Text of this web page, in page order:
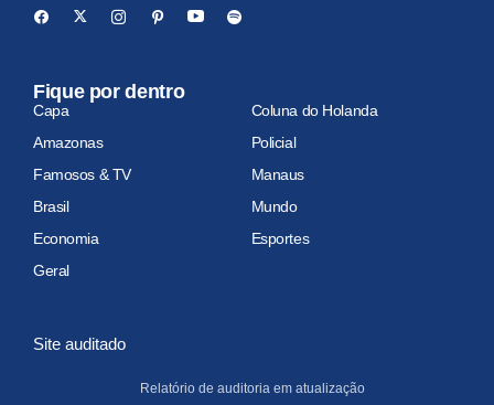
Fique por dentro
Capa
Coluna do Holanda
Amazonas
Policial
Famosos & TV
Manaus
Brasil
Mundo
Economia
Esportes
Geral
Site auditado
Relatório de auditoria em atualização